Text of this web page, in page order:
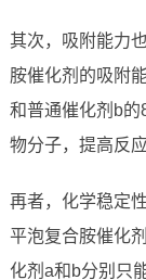
其次，吸附能力
胺催化剂的吸附
和普通催化剂b
物分子，提高反
再者，化学稳定
平泡复合胺催化
化剂a和b分别只